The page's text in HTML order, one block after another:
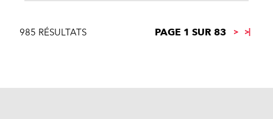
985 RÉSULTATS PAGE 1 SUR 83